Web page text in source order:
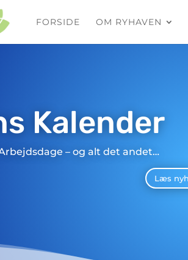
FORSIDE OM RYHAVEN
Kalender
– og alt det andet…
Læs